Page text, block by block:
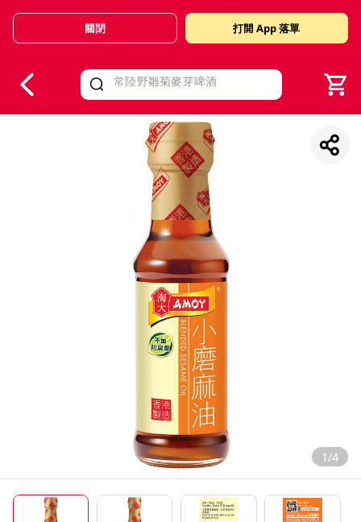
Valid Until 30 June 2026
關閉 打開 App 落單
1/4